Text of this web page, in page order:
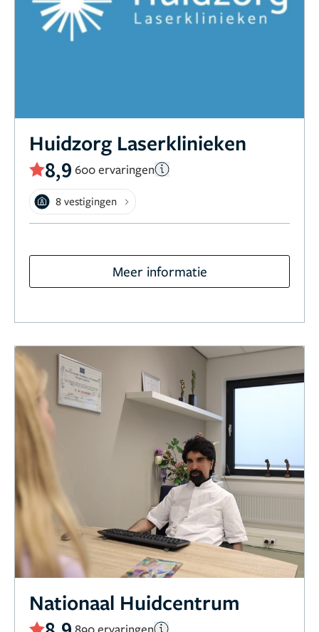
Huidzorg Laserklinieken
8,9 600 ervaringen
8 vestigingen
Meer informatie
Nationaal Huidcentrum